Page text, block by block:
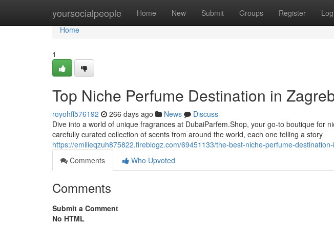
yoursocialpeople Home New Submit Groups Register
Home
Home
1
Top Niche Perfume Destination in
royohff576192 266 days ago News
Discuss
Dive into a world of unique fragrances at DubaiParfem.Shop, your go-to boutique for
carefully curated collection of scents from around the world, each one telling a story
https://emilieqzuh875822.fireblogz.com/69451133/the-best-niche-perfume-
Comments
Who Upvoted
Comments
Submit a Comment
No HTML